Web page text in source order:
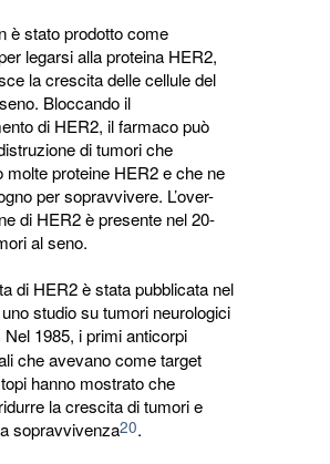
è stato prodotto come
legarsi alla proteina HER2,
la crescita delle cellule del
Bloccando il
di HER2, il farmaco può
di tumori che
molte proteine HER2 e che ne
per sopravvivere. L’over-
di HER2 è presente nel 20-
al seno.
di HER2 è stata pubblicata nel
studio su tumori neurologici
Nel 1985, i primi anticorpi
che avevano come target
hanno mostrato che
la crescita di tumori e
sopravvivenza20.